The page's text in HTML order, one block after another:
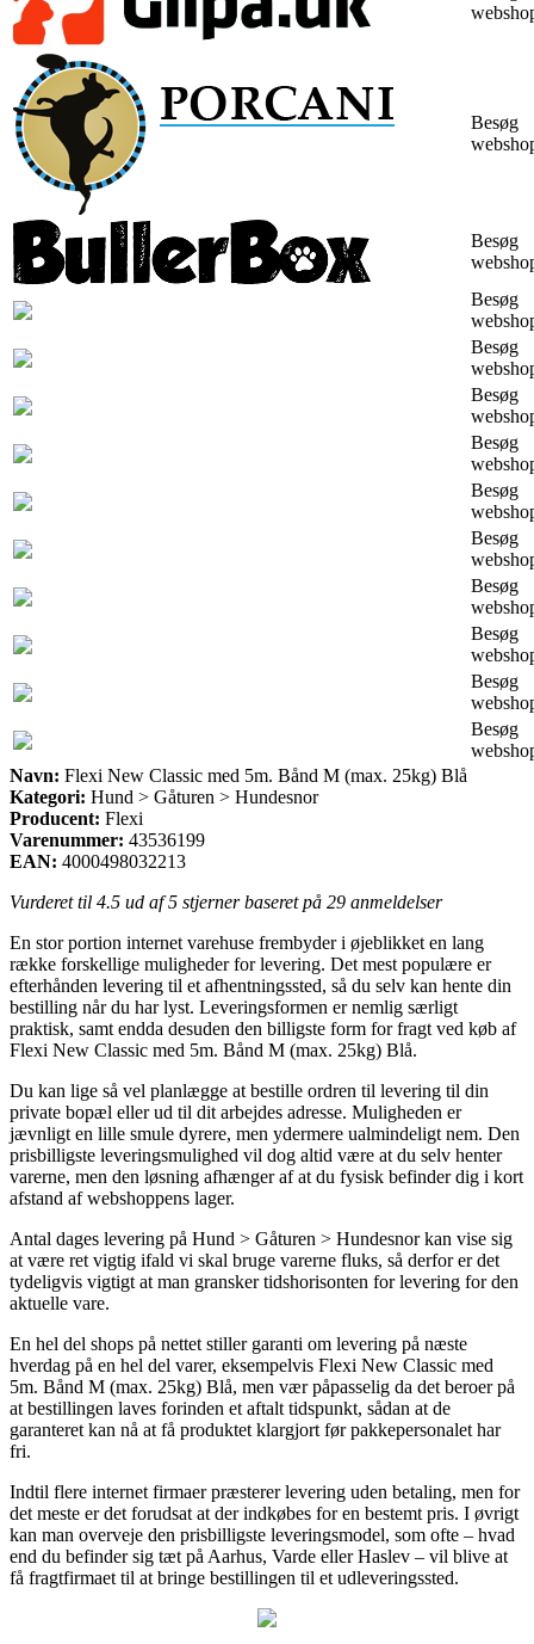
Besøg
Besøg
Besøg
Besøg
Besøg
Besøg
Besøg
Besøg
Besøg
Besøg
Besøg
Besøg
Navn: Flexi New Classic med 5m. Bånd M (max. 25kg) Blå
Kategori: Hund > Gåturen > Hundesnor
Producent: Flexi
Varenummer: 43536199
EAN: 4000498032213
Vurderet til 4.5 ud af 5 stjerner baseret på 29 anmeldelser
En stor portion internet varehuse frembyder i øjeblikket en lang
række forskellige muligheder for levering. Det mest populære er
efterhånden levering til et afhentningssted, så du selv kan hente din
bestilling når du har lyst. Leveringsformen er nemlig særligt
praktisk, samt endda desuden den billigste form for fragt ved køb af
Flexi New Classic med 5m. Bånd M (max. 25kg) Blå.
Du kan lige så vel planlægge at bestille ordren til levering til din
private bopæl eller ud til dit arbejdes adresse. Muligheden er
jævnligt en lille smule dyrere, men ydermere ualmindeligt nem. Den
prisbilligste leveringsmulighed vil dog altid være at du selv henter
varerne, men den løsning afhænger af at du fysisk befinder dig i kort
afstand af webshoppens lager.
Antal dages levering på Hund > Gåturen > Hundesnor kan vise sig
at være ret vigtig ifald vi skal bruge varerne fluks, så derfor er det
tydeligvis vigtigt at man gransker tidshorisonten for levering for den
aktuelle vare.
En hel del shops på nettet stiller garanti om levering på næste
hverdag på en hel del varer, eksempelvis Flexi New Classic med
5m. Bånd M (max. 25kg) Blå, men vær påpasselig da det beroer på
at bestillingen laves forinden et aftalt tidspunkt, sådan at de
garanteret kan nå at få produktet klargjort før pakkepersonalet har
fri.
Indtil flere internet firmaer præsterer levering uden betaling, men for
det meste er det forudsat at der indkøbes for en bestemt pris. I øvrigt
kan man overveje den prisbilligste leveringsmodel, som ofte – hvad
end du befinder sig tæt på Aarhus, Varde eller Haslev – vil blive at
få fragtfirmaet til at bringe bestillingen til et udleveringssted.